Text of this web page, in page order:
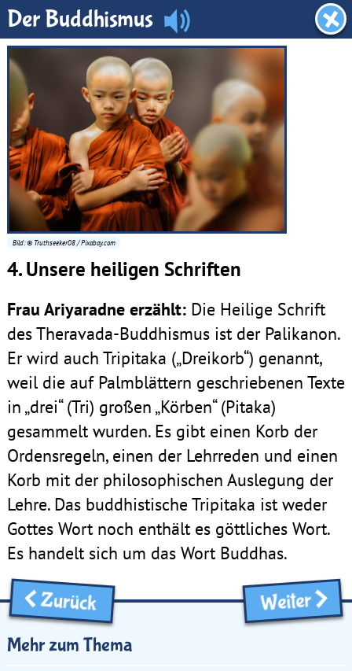
Dachboden
Der Buddhismus
Bild: © Truthseeker08 / Pixabay.com
4. Unsere heiligen Schriften
Frau Ariyaradne erzählt: Die Heilige Schrift
des Theravada-Buddhismus ist der Palikanon.
Er wird auch Tripitaka („Dreikorb“) genannt,
weil die auf Palmblättern geschriebenen Texte
in „drei“ (Tri) großen „Körben“ (Pitaka)
gesammelt wurden. Es gibt einen Korb der
Ordensregeln, einen der Lehrreden und einen
Korb mit der philosophischen Auslegung der
Lehre. Das buddhistische Tripitaka ist weder
Gottes Wort noch enthält es göttliches Wort.
Es handelt sich um das Wort Buddhas.
Zurück Weiter
Mehr zum Thema